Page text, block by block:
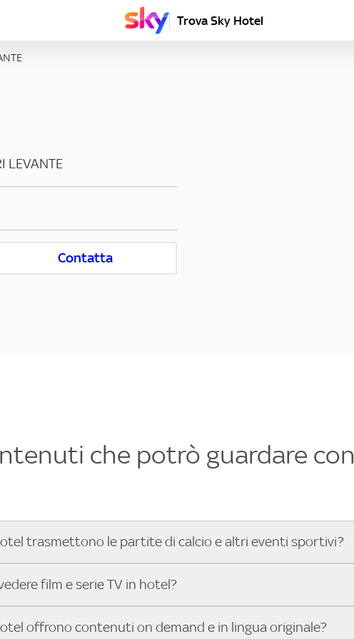
Trova Sky Hotel
LEVANTE
Contatta
che potrò guardare
trasmettono le partite di calcio e altri eventi sportivi?
un hotel dove poter vedere le partite di Serie A, UEFA Champions
gli eventi sportivi.
film e serie TV in hotel?
che hanno Sky in camera offrono una vasta selezione di film
offrono contenuti on demand e in lingua originale?